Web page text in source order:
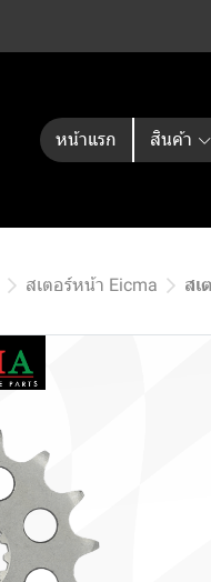
หน้าแรก สินค้า
สเตอร์หน้า Eicma สเ